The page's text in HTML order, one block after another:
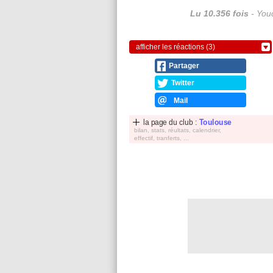
Lu 10.356 fois -
afficher les réactions (3)
Partager
Twitter
Mail
la page du club : Toulouse
bilan, stats, réultats, calendrier,
effectif, tranferts, ...